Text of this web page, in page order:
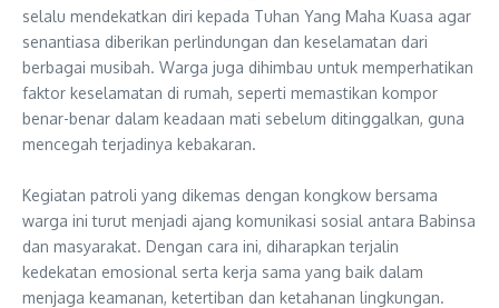
selalu mendekatkan diri kepada Tuhan Yang Maha Kuasa agar
senantiasa diberikan perlindungan dan keselamatan dari
berbagai musibah. Warga juga dihimbau untuk memperhatikan
faktor keselamatan di rumah, seperti memastikan kompor
benar-benar dalam keadaan mati sebelum ditinggalkan, guna
mencegah terjadinya kebakaran.
‎Kegiatan patroli yang dikemas dengan kongkow bersama
warga ini turut menjadi ajang komunikasi sosial antara Babinsa
dan masyarakat. Dengan cara ini, diharapkan terjalin
kedekatan emosional serta kerja sama yang baik dalam
menjaga keamanan, ketertiban dan ketahanan lingkungan.